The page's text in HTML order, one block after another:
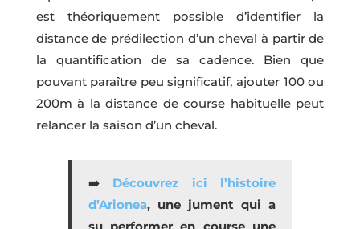
est théoriquement possible d’identifier la
distance de prédilection d’un cheval à partir de
la quantification de sa cadence. Bien que
pouvant paraître peu significatif, ajouter 100 ou
200m à la distance de course habituelle peut
relancer la saison d’un cheval.
➡️ Découvrez ici l’histoire
d’Arionea, une jument qui a